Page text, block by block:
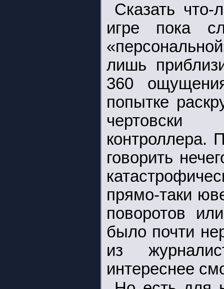
Сказать что-
игре пока
лишь
360
попытке
чертовски
контроллера.
говорить
прямо-таки
поворотов
было почти
из
интереснее